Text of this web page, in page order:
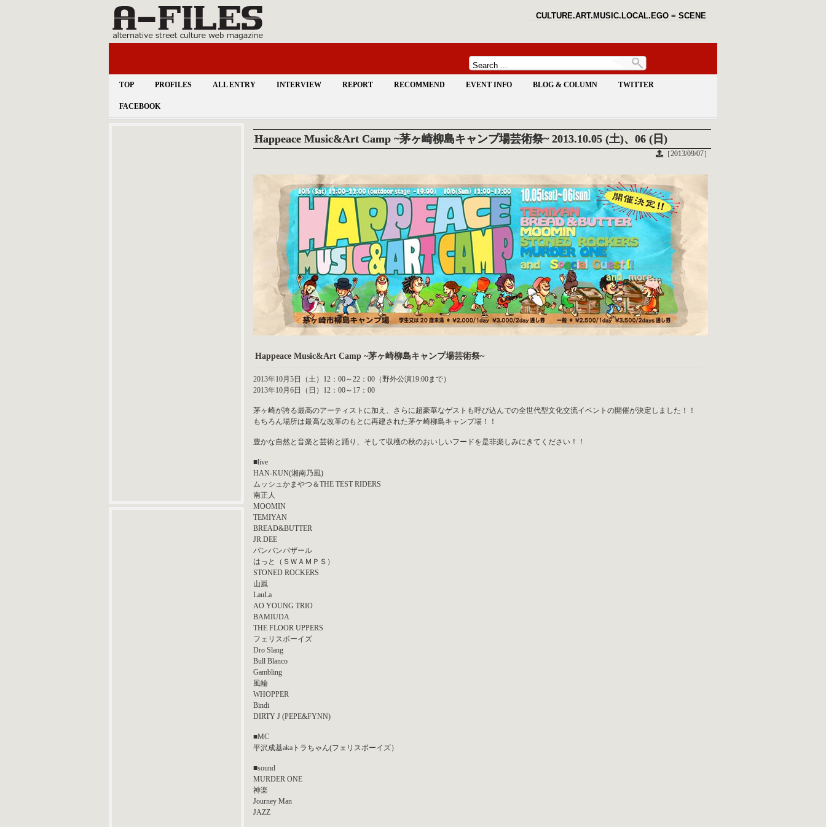
CULTURE.ART.MUSIC.LOCAL.EGO = SCENE
TOP PROFILES ALL ENTRY INTERVIEW REPORT RECOMMEND EVENT INFO BLOG & COLUMN TWITTER
FACEBOOK
Happeace Music&Art Camp ~茅ヶ崎柳島キャンプ場芸術祭~ 2013.10.05 (土)、06 (日)
［2013/09/07］
Happeace Music&Art Camp ~茅ヶ崎柳島キャンプ場芸術祭~
2013年10月5日（土）12：00～22：00（野外公演19:00まで）
2013年10月6日（日）12：00～17：00
茅ヶ崎が誇る最高のアーティストに加え、さらに超豪華なゲストも呼び込んでの全世代型文化交流イベントの開催が決定しました！！
もちろん場所は最高な改革のもとに再建された茅ケ崎柳島キャンプ場！！
豊かな自然と音楽と芸術と踊り、そして収穫の秋のおいしいフードを是非楽しみにきてください！！
■live
HAN-KUN(湘南乃風)
ムッシュかまやつ＆THE TEST RIDERS
南正人
MOOMIN
TEMIYAN
BREAD&BUTTER
JR.DEE
バンバンバザール
はっと（ＳＷＡＭＰＳ）
STONED ROCKERS
山嵐
LauLa
AO YOUNG TRIO
BAMIUDA
THE FLOOR UPPERS
フェリスボーイズ
Dro Slang
Bull Blanco
Gambling
風輪
WHOPPER
Bindi
DIRTY J (PEPE&FYNN)
■MC
平沢成基akaトラちゃん(フェリスボーイズ）
■sound
MURDER ONE
神楽
Journey Man
JAZZ